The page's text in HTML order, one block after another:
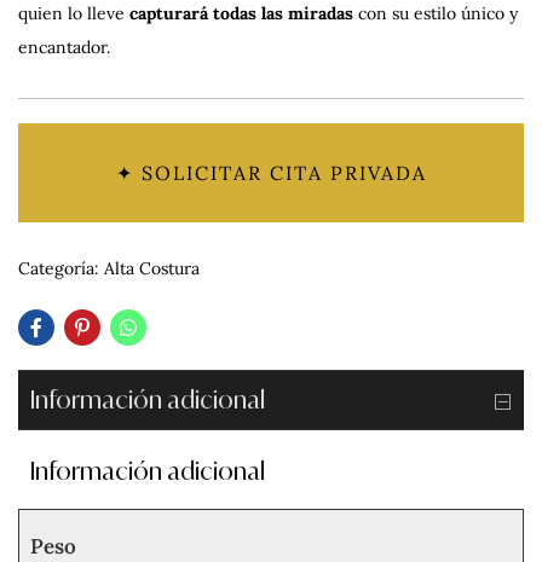
quien lo lleve capturará todas las miradas con su estilo único y
encantador.
✦ SOLICITAR CITA PRIVADA
Categoría: Alta Costura
Información adicional
Información adicional
Peso